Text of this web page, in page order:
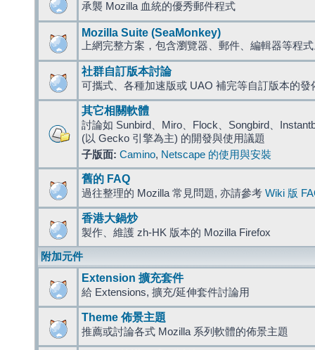
承襲 Mozilla 血統的優秀郵件程式
Mozilla Suite (SeaMonkey)
上網完整方案，包含瀏覽器、郵件、編輯器等程
社群自訂版本討論
可攜式、各種加速版或 UAO 補完等自訂版本的發
其它相關軟體
討論如 Sunbird、Miro、Flock、Songbird、
(以 Gecko 引擎為主) 的開發與使用議題
子版面: Camino, Netscape 的使用與安裝
舊的 FAQ
過往整理的 Mozilla 常見問題, 亦請參考 Wiki 版
香港大鍋炒
製作、維護 zh-HK 版本的 Mozilla Firefox
附加元件
Extension 擴充套件
給 Extensions, 擴充/延伸套件討論用
Theme 佈景主題
推薦或討論各式 Mozilla 系列軟體的佈景主題